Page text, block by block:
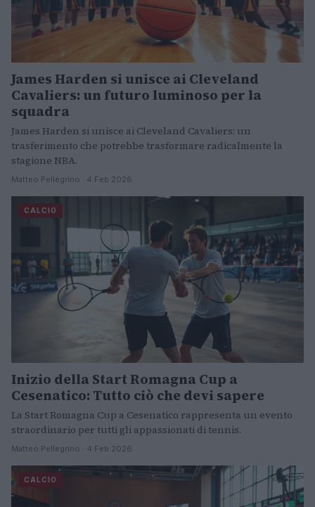
James Harden si unisce ai Cleveland
Cavaliers: un futuro luminoso per la
squadra
James Harden si unisce ai Cleveland Cavaliers: un
trasferimento che potrebbe trasformare radicalmente la
stagione NBA.
Matteo Pellegrino · 4 Feb 2026
CALCIO
Inizio della Start Romagna Cup a
Cesenatico: Tutto ciò che devi sapere
La Start Romagna Cup a Cesenatico rappresenta un evento
straordinario per tutti gli appassionati di tennis.
Matteo Pellegrino · 4 Feb 2026
CALCIO